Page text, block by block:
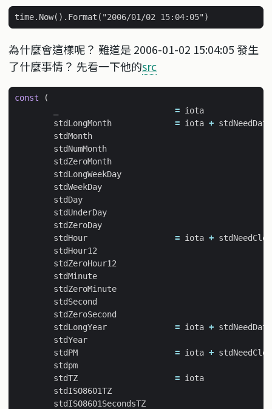
為什麼會這樣呢？ 難道是 2006-01-02 15:04:05 發生
了什麼事情？ 先看一下他的src
const
(
= iota
stdLongMonth
= iota + stdNeedDate
stdMonth
stdNumMonth
stdZeroMonth
stdLongWeekDay
stdWeekDay
stdDay
stdUnderDay
stdZeroDay
stdHour
= iota +
stdHour12
stdZeroHour12
stdMinute
stdZeroMinute
stdSecond
stdZeroSecond
stdLongYear
= iota + stdNeedDate
stdYear
stdPM
= iota +
stdpm
stdTZ
= iota
stdISO8601TZ
stdISO8601SecondsTZ